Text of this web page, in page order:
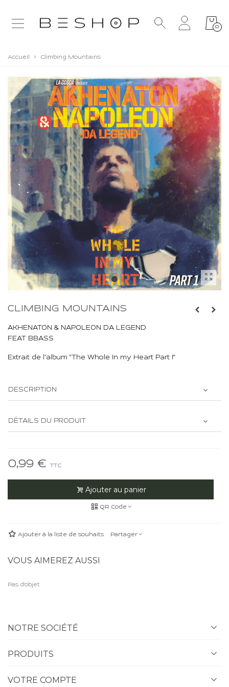
0
Accueil > Climbing Mountains
CLIMBING MOUNTAINS
AKHENATON & NAPOLEON DA LEGEND
FEAT BBASS
Extrait de l'album "The Whole In my Heart Part I"
DESCRIPTION
DÉTAILS DU PRODUIT
0,99 € TTC
Ajouter au panier
QR Code
Ajouter à la liste de souhaits Partager
VOUS AIMEREZ AUSSI
Pas d'objet
NOTRE SOCIÉTÉ
PRODUITS
VOTRE COMPTE